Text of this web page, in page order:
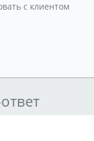
с клиентом